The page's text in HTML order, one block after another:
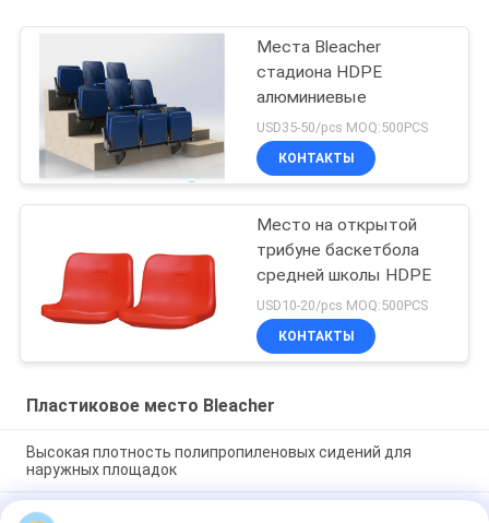
Места Bleacher
стадиона HDPE
алюминиевые
USD35-50/pcs MOQ:500PCS
КОНТАКТЫ
Место на открытой
трибуне баскетбола
средней школы HDPE
USD10-20/pcs MOQ:500PCS
КОНТАКТЫ
Пластиковое место Bleacher
Высокая плотность полипропиленовых сидений для
наружных площадок
На открытом воздухе фиксированное пластиковое место